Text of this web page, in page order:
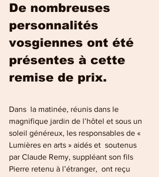
De nombreuses
personnalités
vosgiennes ont été
présentes à cette
remise de prix.
Dans  la matinée, réunis dans le
magnifique jardin de l’hôtel et sous un
soleil généreux, les responsables de «
Lumières en arts » aidés et  soutenus
par Claude Remy, suppléant son fils
Pierre retenu à l’étranger,  ont reçu